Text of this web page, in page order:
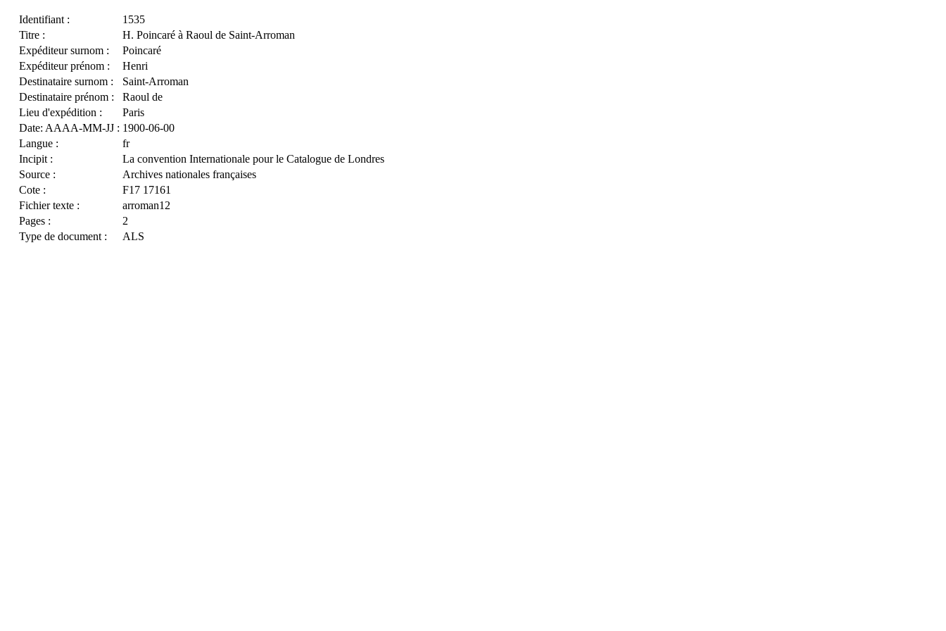
Identifiant :
1535
Titre :
H. Poincaré à Raoul de Saint-Arroman
Expéditeur surnom :
Poincaré
Expéditeur prénom :
Henri
Destinataire surnom :
Saint-Arroman
Destinataire prénom :
Raoul de
Lieu d'expédition :
Paris
Date: AAAA-MM-JJ : 1900-06-00
Langue :
fr
Incipit :
La convention Internationale pour le Catalogue de Londres
Source :
Archives nationales françaises
Cote :
F17 17161
Fichier texte :
arroman12
Pages :
2
Type de document :
ALS